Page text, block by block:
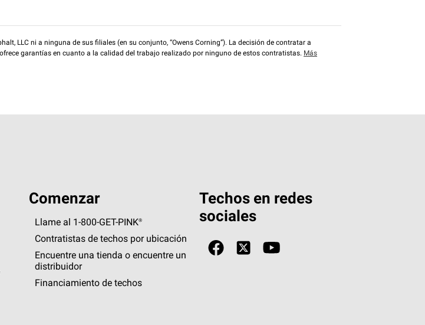
LLC ni a ninguna de sus filiales (en su conjunto, “Owens Corning”). La decisión de contratar a
garantías en cuanto a la calidad del trabajo realizado por ninguno de estos contratistas. Más
Comenzar
Llame al 1-800-GET -PINK®
Contratistas de techos por ubicación
Encuentre una tienda o encuentre un
distribuidor
Financiamiento de techos
Techos en redes
sociales